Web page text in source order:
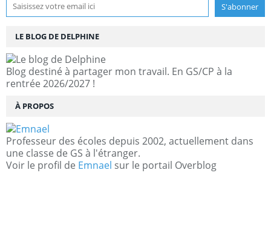
LE BLOG DE DELPHINE
Blog destiné à partager mon travail. En GS/CP à la
rentrée 2026/2027 !
À PROPOS
Professeur des écoles depuis 2002, actuellement dans
une classe de GS à l'étranger.
Voir le profil de Emnael sur le portail Overblog